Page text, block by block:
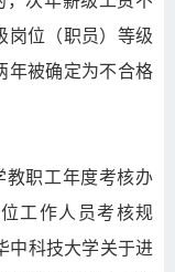
岗位（职员）等级
年被确定为不合格
教职工年度考核办
工作人员考核规
中科技大学关于进